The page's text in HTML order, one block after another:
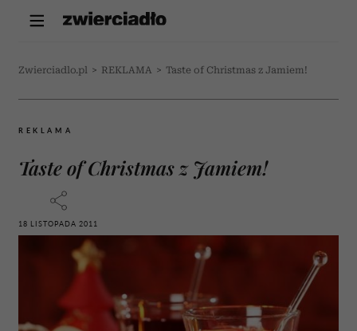
Zwierciadlo.pl > REKLAMA > Taste of Christmas z Jamiem!
REKLAMA
Taste of Christmas z Jamiem!
18 LISTOPADA 2011